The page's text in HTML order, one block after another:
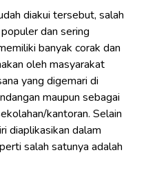
diakui tersebut, salah
dan sering
banyak corak dan
oleh masyarakat
yang digemari di
maupun sebagai
kantoran. Selain
diaplikasikan dalam
salah satunya adalah